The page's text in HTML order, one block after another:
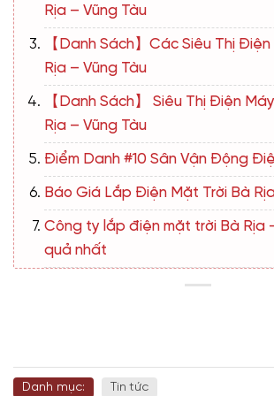
Rịa – Vũng Tàu
【Danh Sách】Các Siêu Thị
Rịa – Vũng Tàu
【Danh Sách】 Siêu Thị Điện
Rịa – Vũng Tàu
Điểm Danh #10 Sân Vận Động
Báo Giá Lắp Điện Mặt Trời Bà
Công ty lắp điện mặt trời Bà Rịa
quả nhất
Danh mục: Tin tức